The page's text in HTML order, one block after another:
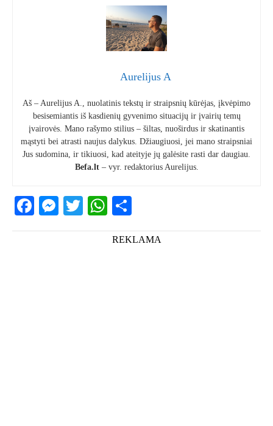
Aurelijus A
Aš – Aurelijus A., nuolatinis tekstų ir straipsnių kūrėjas, įkvėpimo
besisemiantis iš kasdienių gyvenimo situacijų ir įvairių temų
įvairovės. Mano rašymo stilius – šiltas, nuoširdus ir skatinantis
mąstyti bei atrasti naujus dalykus. Džiaugiuosi, jei mano straipsniai
Jus sudomina, ir tikiuosi, kad ateityje jų galėsite rasti dar daugiau.
Befa.lt– vyr. redaktorius Aurelijus.
Facebook
Messenger
TwitterWhatsApp
REKLAMA